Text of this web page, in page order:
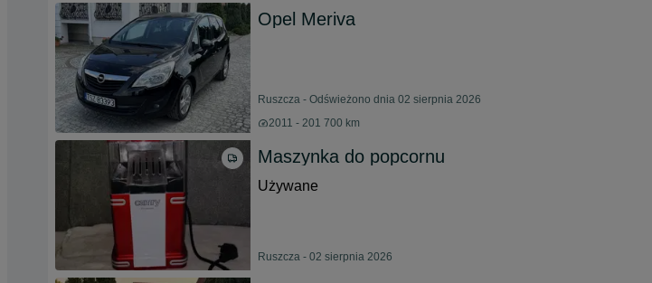
Opel Meriva
Ruszcza - Odświeżono dnia 02 sierpnia 2026
2011 - 201 700 km
Maszynka do popcornu
Używane
Ruszcza - 02 sierpnia 2026